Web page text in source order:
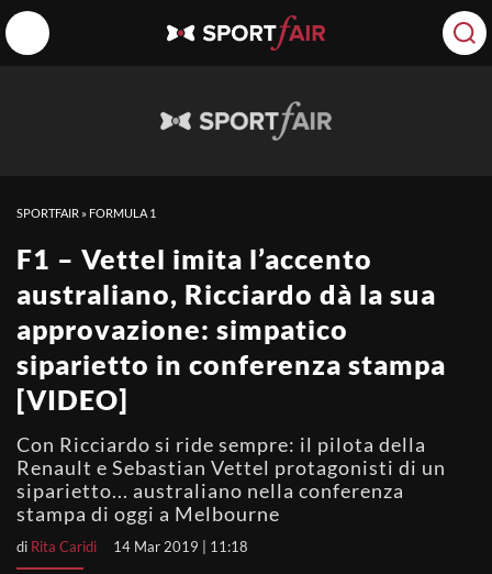
SPORTFAIR » FORMULA 1
F1 – Vettel imita l’accento
australiano, Ricciardo dà la sua
approvazione: simpatico
siparietto in conferenza stampa
[VIDEO]
Con Ricciardo si ride sempre: il pilota della
Renault e Sebastian Vettel protagonisti di un
siparietto... australiano nella conferenza
stampa di oggi a Melbourne
di Rita Caridi 14 Mar 2019 | 11:18